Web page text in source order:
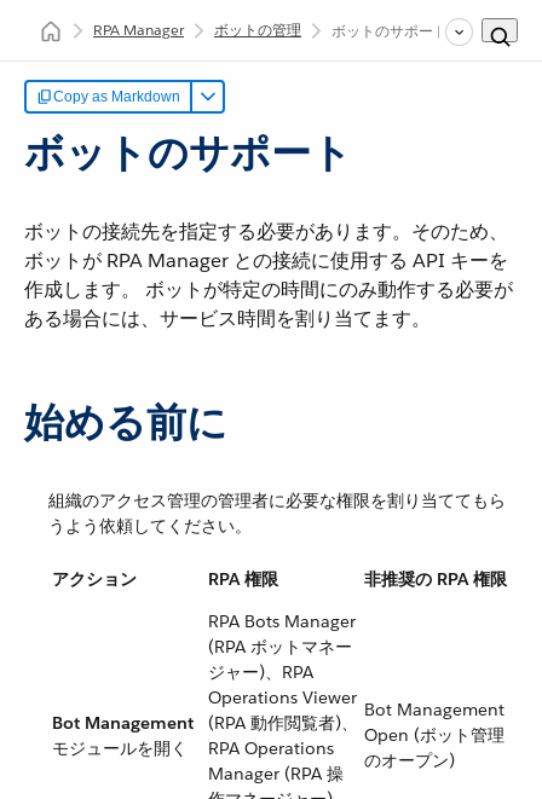
RPA Manager ボットの管理 ボットのサポート
Copy as Markdown
ボットのサポート
ボットの接続先を指定する必要があります。そのため、
ボットが RPA Manager との接続に使用する API キーを
作成します。 ボットが特定の時間にのみ動作する必要が
ある場合には、サービス時間を割り当てます。
始める前に
組織のアクセス管理の管理者に必要な権限を割り当ててもら
うよう依頼してください。
アクション RPA 権限 非推奨の RPA 権限
Bot Management
モジュールを開く
RPA Bots Manager
(RPA ボットマネー
ジャー)、RPA
Operations Viewer
(RPA 動作閲覧者)、
RPA Operations
Manager (RPA 操
Bot Management
Open (ボット管理
のオープン)